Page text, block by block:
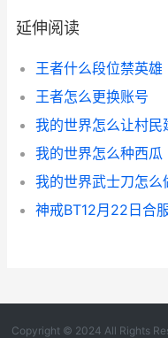
延伸阅读
王者什么段位禁英雄
王者怎么更换账号
我的世界怎么让村民
我的世界怎么种西瓜
我的世界武士刀怎么
神戒BT12月22日合
Copyright © 2024 All Rights